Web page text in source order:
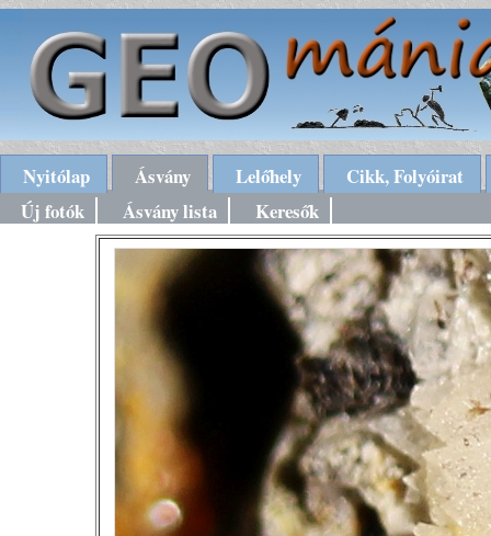
Nyitólap Ásvány Lelőhely
Cikk, Folyóirat
Új fotók
Ásvány lista Keresők